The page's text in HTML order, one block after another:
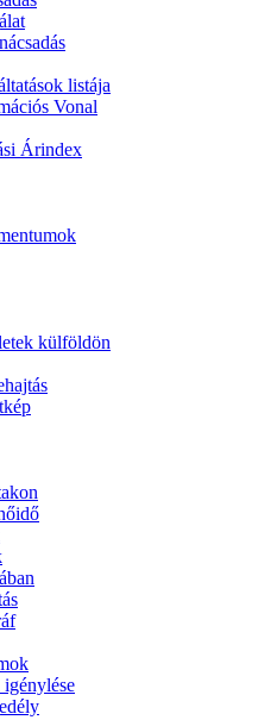
listája
Vonal
Árindex
külföldön